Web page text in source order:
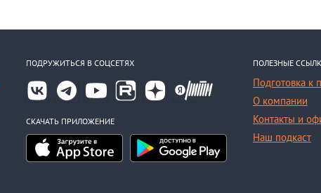
ПОДРУЖИТЬСЯ В СОЦСЕТЯХ
СКАЧАТЬ ПРИЛОЖЕНИЕ
ПОЛЕЗНЫЕ
Подготовка к
О компании
Контакты и
Наш подкаст